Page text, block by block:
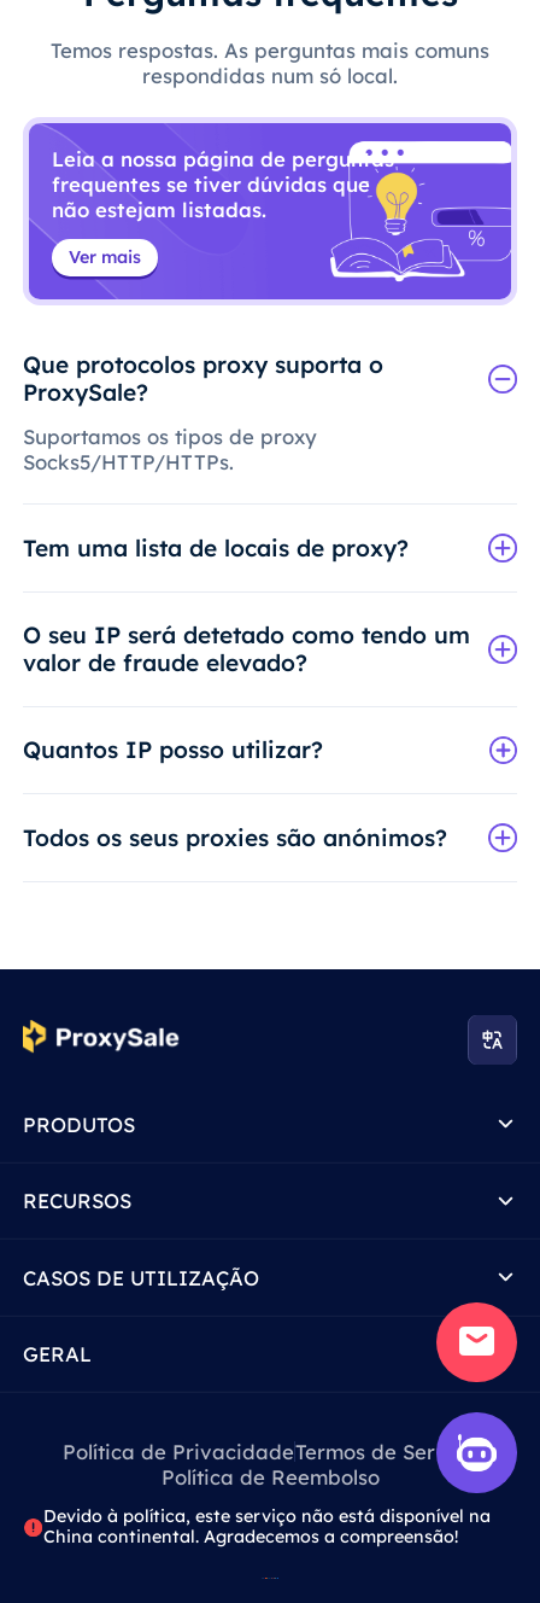
Temos respostas. As perguntas mais comuns
respondidas num só local.
Leia a nossa página de perguntas
frequentes se tiver dúvidas que
não estejam listadas.
Ver mais
Que protocolos proxy suporta o
ProxySale?
Suportamos os tipos de proxy
Socks5/HTTP/HTTPs.
Tem uma lista de locais de proxy?
O seu IP será detetado como tendo um
valor de fraude elevado?
Quantos IP posso utilizar?
Todos os seus proxies são anónimos?
PRODUTOS
RECURSOS
CASOS DE UTILIZAÇÃO
GERAL
Política de PrivacidadeTermos de Serviço
Política de Reembolso
Devido à política, este serviço não está disponível na
China continental. Agradecemos a compreensão!